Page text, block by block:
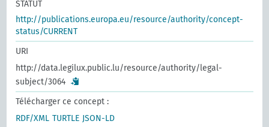
STATUT
http://publications.europa.eu/resource/authority/concept-
status/CURRENT
URI
http://data.legilux.public.lu/resource/authority/legal-
subject/3064
Télécharger ce concept :
RDF/XML TURTLE JSON-LD